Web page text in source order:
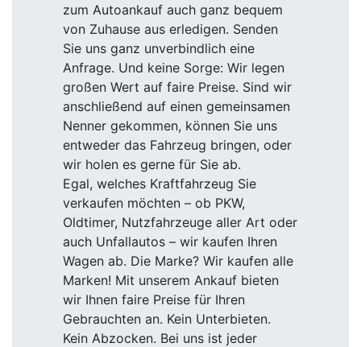
zum Autoankauf auch ganz bequem
von Zuhause aus erledigen. Senden
Sie uns ganz unverbindlich eine
Anfrage. Und keine Sorge: Wir legen
großen Wert auf faire Preise. Sind wir
anschließend auf einen gemeinsamen
Nenner gekommen, können Sie uns
entweder das Fahrzeug bringen, oder
wir holen es gerne für Sie ab.
Egal, welches Kraftfahrzeug Sie
verkaufen möchten – ob PKW,
Oldtimer, Nutzfahrzeuge aller Art oder
auch Unfallautos – wir kaufen Ihren
Wagen ab. Die Marke? Wir kaufen alle
Marken! Mit unserem Ankauf bieten
wir Ihnen faire Preise für Ihren
Gebrauchten an. Kein Unterbieten.
Kein Abzocken. Bei uns ist jeder